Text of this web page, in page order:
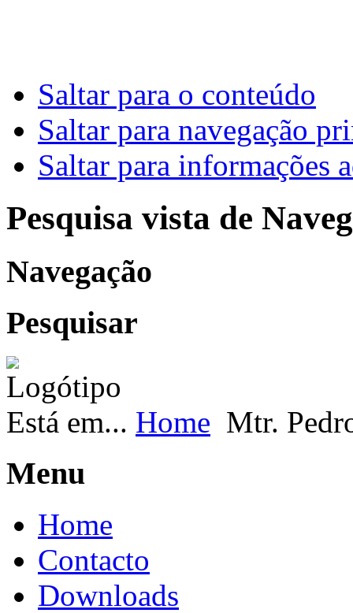
Saltar para o conteúdo
Saltar para navegação
Saltar para informações
Pesquisa vista de
Navegação
Pesquisar
Está em... Home Mtr.
Menu
Home
Contacto
Downloads